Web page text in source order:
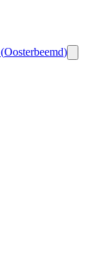
(Oosterbeemd)